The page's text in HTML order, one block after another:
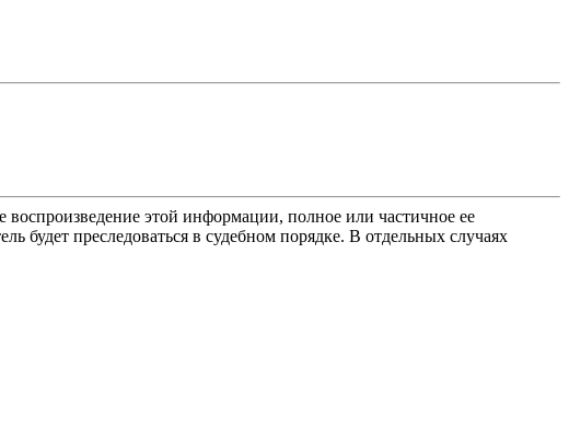
этой информации, полное или частичное ее
будет преследоваться в судебном порядке. В отдельных случаях